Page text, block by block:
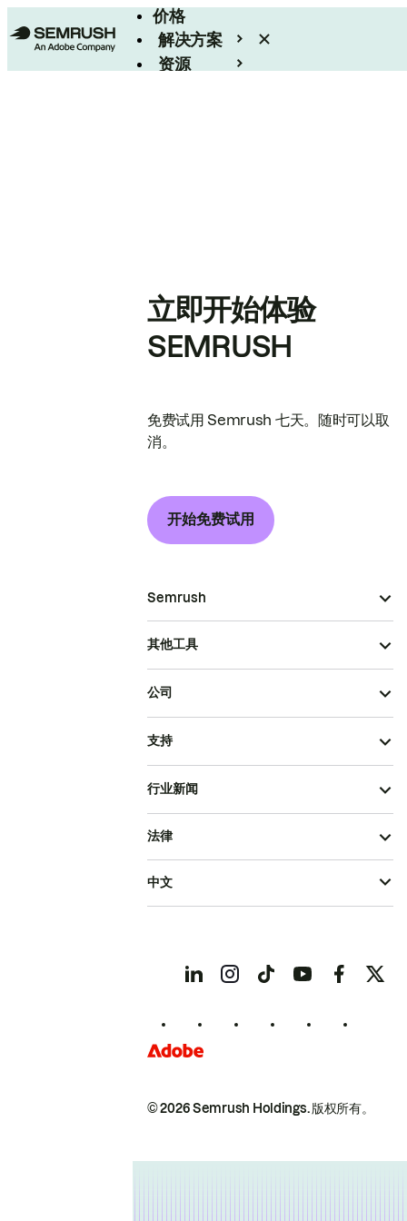
价格
解决方案
资源
立即开始体验
SEMRUSH
免费试用 Semrush 七天。随时可以取
消。
开始免费试用
Semrush
其他工具
公司
支持
行业新闻
© 2026 Semrush Holdings.版权所有。
法律
中文